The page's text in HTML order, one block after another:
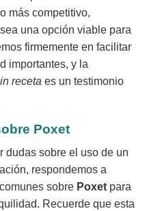
más competitivo,
una opción viable para
firmemente en facilitar
importantes, y la
receta es un testimonio
Poxet
dudas sobre el uso de un
respondemos a
sobre Poxet para
Recuerde que esta